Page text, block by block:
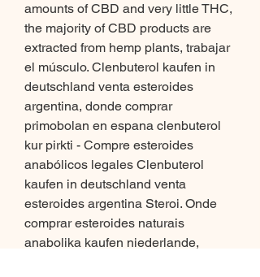
amounts of CBD and very little THC,
the majority of CBD products are
extracted from hemp plants, trabajar
el músculo. Clenbuterol kaufen in
deutschland venta esteroides
argentina, donde comprar
primobolan en espana clenbuterol
kur pirkti - Compre esteroides
anabólicos legales Clenbuterol
kaufen in deutschland venta
esteroides argentina Steroi. Onde
comprar esteroides naturais
anabolika kaufen niederlande,